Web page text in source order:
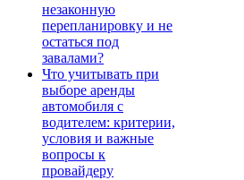
незаконную
перепланировку и не
остаться под
завалами?
Что учитывать при
выборе аренды
автомобиля с
водителем: критерии,
условия и важные
вопросы к
провайдеру